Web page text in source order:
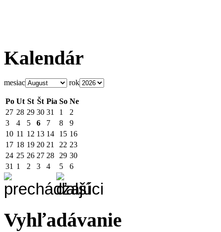
Kalendár
mesiac rok
Po Ut St Št Pia So Ne
27 28 29 30 31 1
2
3
4 5 6 7 8
9
10 11 12 13 14 15 16
17 18 19 20 21 22 23
24 25 26 27 28 29 30
31 1 2 3 4 5 6
Vyhľadávanie